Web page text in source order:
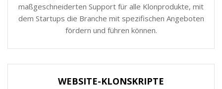
maßgeschneiderten Support für alle Klonprodukte, mit
dem Startups die Branche mit spezifischen Angeboten
fördern und führen können.
WEBSITE-KLONSKRIPTE